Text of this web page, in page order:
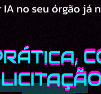
no seu órgão já